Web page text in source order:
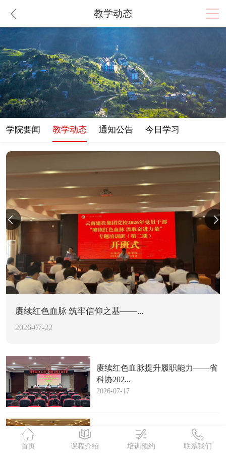
教学动态
学院要闻 教学动态 通知公告 今日学习
赓续红色血脉 筑牢信仰之基——...
2026-07-22
赓续红色血脉提升履职能力——省
科协202...
2026-07-17
传承扎西红色基因赋能电网保供担
当——沾益...
首页 课程介绍 培训预约 联系我们